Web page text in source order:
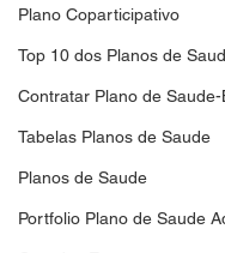
Plano Coparticipativo
Top 10 dos Planos de
Contratar Plano de Saude-
Tabelas Planos de Saude
Planos de Saude
Portfolio Plano de Saude